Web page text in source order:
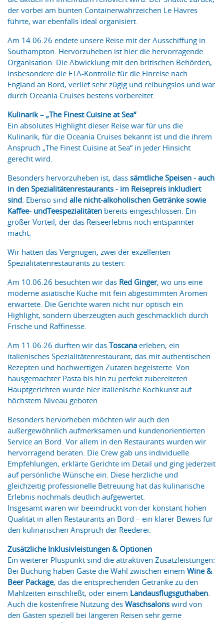
der vorbei am bunten Containerwahrzeichen Le Havres
führte, war ebenfalls ideal organisiert.
Am 14.06.26 endete unsere Reise mit der Ausschiffung in
Southampton. Hervorzuheben ist hier die hervorragende
Organisation: Die Abwicklung mit den britischen Behörden,
insbesondere die ETA-Kontrolle für die Einreise nach
England an Bord, verlief sehr zügig und reibungslos und war
durch Oceania Cruises bestens vorbereitet.
Kulinarik – „The Finest Cuisine at Sea“
Ein absolutes Highlight dieser Reise war für uns die
Kulinarik, für die Oceania Cruises bekannt ist und die ihrem
Anspruch „The Finest Cuisine at Sea“ in jeder Hinsicht
gerecht wird.
Besonders hervorzuheben ist, dass sämtliche Speisen - auch
in den Spezialitätenrestaurants - im Reisepreis inkludiert
sind . Ebenso sind alle nicht-alkoholischen Getränke sowie
Kaffee- undTeespezialitäten bereits eingeschlossen. Ein
großer Vorteil, der das Reiseerlebnis noch entspannter
macht.
Wir hatten das Vergnügen, zwei der exzellenten
Spezialitätenrestaurants zu testen:
Am 10.06.26 besuchten wir das Red Ginger, wo uns eine
moderne asiatische Küche mit fein abgestimmten Aromen
erwartete. Die Gerichte waren nicht nur optisch ein
Highlight, sondern überzeugten auch geschmacklich durch
Frische und Raffinesse.
Am 11.06.26 durften wir das Toscana erleben, ein
italienisches Spezialitätenrestaurant, das mit authentischen
Rezepten und hochwertigen Zutaten begeisterte. Von
hausgemachter Pasta bis hin zu perfekt zubereiteten
Hauptgerichten wurde hier italienische Kochkunst auf
höchstem Niveau geboten.
Besonders hervorheben möchten wir auch den
außergewöhnlich aufmerksamen und kundenorientierten
Service an Bord. Vor allem in den Restaurants wurden wir
hervorragend beraten. Die Crew gab uns individuelle
Empfehlungen, erklärte Gerichte im Detail und ging jederzeit
auf persönliche Wünsche ein. Diese herzliche und
gleichzeitig professionelle Betreuung hat das kulinarische
Erlebnis nochmals deutlich aufgewertet.
Insgesamt waren wir beeindruckt von der konstant hohen
Qualität in allen Restaurants an Bord – ein klarer Beweis für
den kulinarischen Anspruch der Reederei.
Zusätzliche Inklusivleistungen & Optionen
Ein weiterer Pluspunkt sind die attraktiven Zusatzleistungen:
Bei Buchung haben Gäste die Wahl zwischen einem Wine &
Beer Package, das die entsprechenden Getränke zu den
Mahlzeiten einschließt, oder einem Landausflugsguthaben
Auch die kostenfreie Nutzung des Waschsalons wird von
den Gästen speziell bei längeren Reisen sehr gerne